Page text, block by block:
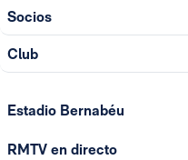
Socios
Club
Estadio Bernabéu
RMTV en directo